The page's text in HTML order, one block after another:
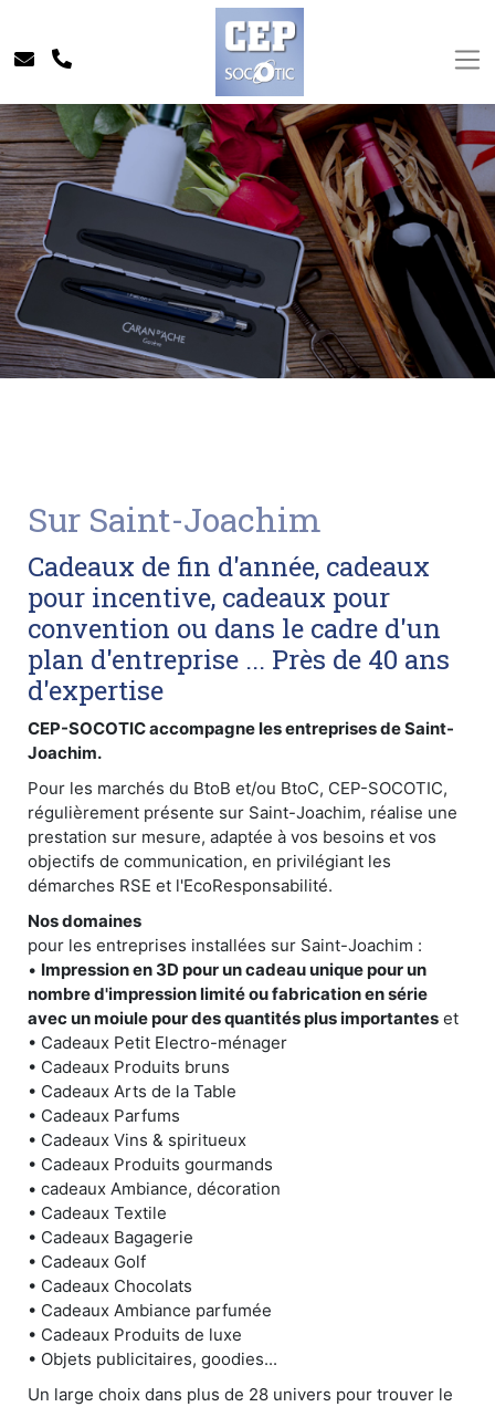
Sur Saint-Joachim
Cadeaux de fin d'année, cadeaux
pour incentive, cadeaux pour
convention ou dans le cadre d'un
plan d'entreprise ... Près de 40 ans
d'expertise
CEP-SOCOTIC accompagne les entreprises de Saint-
Joachim.
Pour les marchés du BtoB et/ou BtoC, CEP-SOCOTIC,
régulièrement présente sur Saint-Joachim, réalise une
prestation sur mesure, adaptée à vos besoins et vos
objectifs de communication, en privilégiant les
démarches RSE et l'EcoResponsabilité.
Nos domaines
pour les entreprises installées sur Saint-Joachim :
• Impression en 3D pour un cadeau unique pour un
nombre d'impression limité ou fabrication en série
avec un moiule pour des quantités plus importantes et
• Cadeaux Petit Electro-ménager
• Cadeaux Produits bruns
• Cadeaux Arts de la Table
• Cadeaux Parfums
• Cadeaux Vins & spiritueux
• Cadeaux Produits gourmands
• cadeaux Ambiance, décoration
• Cadeaux Textile
• Cadeaux Bagagerie
• Cadeaux Golf
• Cadeaux Chocolats
• Cadeaux Ambiance parfumée
• Cadeaux Produits de luxe
• Objets publicitaires, goodies...
Un large choix dans plus de 28 univers pour trouver le